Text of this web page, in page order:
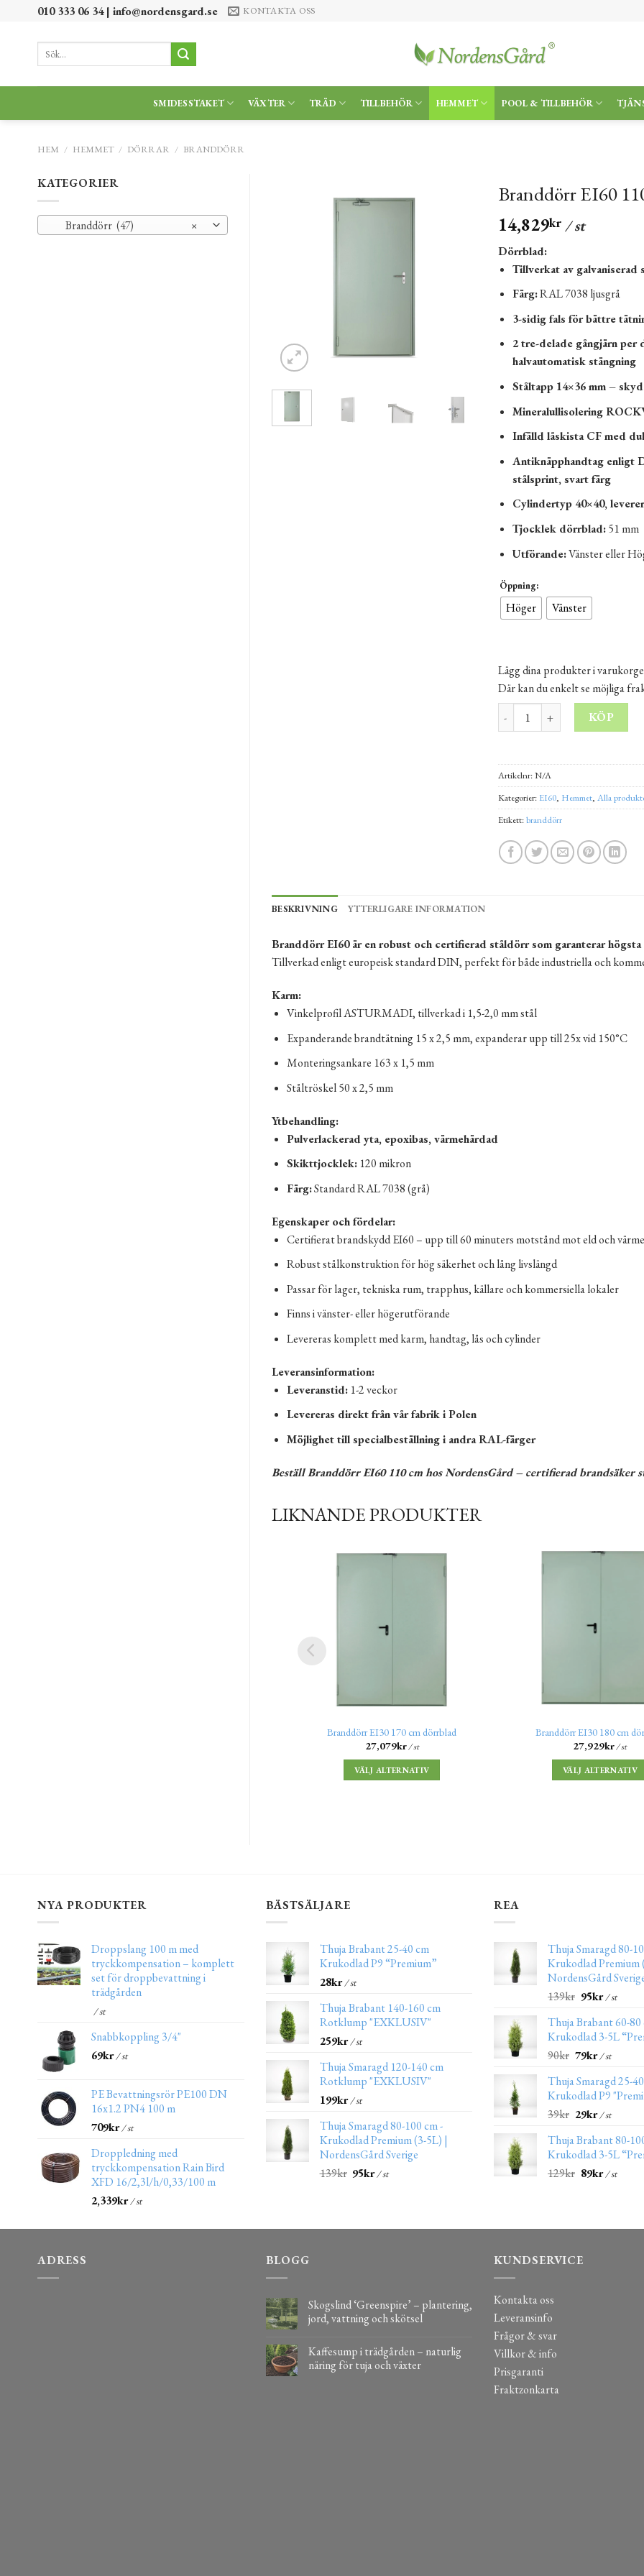
010 333 06 34 | info@nordensgard.se KONTAKTA OSS
efter:
SMIDESSTAKET VÄXTER TRÄD TILLBEHÖR HEMMET POOL & TILLBEHÖR
HEM / HEMMET / DÖRRAR / BRANDDÖRR
KATEGORIER
×
Branddörr (47)
Branddörr EI60
14,829kr/ st
Dörrblad:
Tillverkat av galvaniserad
Färg:RAL 7038 ljusgrå
3-sidig fals för bättre
2 tre-delade gångjärn
halvautomatisk stängning
Ståltapp 14×36 mm –
Mineralullisolering
Infälld låskista CF med
Antiknäpphandtag enligt
stålsprint, svart färg
Cylindertyp 40×40,
Tjocklek dörrblad:51 mm
Utförande:Vänster eller
Öppning:
Höger Vänster
Lägg dina produkter i
Där kan du enkelt se möjliga
Branddörr EI60 110 cm
KÖP
Artikelnr:N/A
Kategorier: EI60, Hemmet, Alla
Etikett:branddörr
BESKRIVNING YTTERLIGARE INFORMATION
Branddörr EI60 är en robust och certifierad ståldörr som garanterar
Tillverkad enligt europeisk standard DIN, perfekt för både industriella och
Karm:
Vinkelprofil ASTURMADI, tillverkad i 1,5-2,0 mm stål
Expanderande brandtätning 15 x 2,5 mm, expanderar upp till 25x vid 150°C
Monteringsankare 163 x 1,5 mm
Ståltröskel 50 x 2,5 mm
Ytbehandling:
Pulverlackerad yta, epoxibas, värmehärdad
Skikttjocklek:120 mikron
Färg:Standard RAL 7038 (grå)
Egenskaper och fördelar:
Certifierat brandskydd EI60 – upp till 60 minuters motstånd mot eld och värme
Robust stålkonstruktion för hög säkerhet och lång livslängd
Passar för lager, tekniska rum, trapphus, källare och kommersiella lokaler
Finns i vänster- eller högerutförande
Levereras komplett med karm, handtag, lås och cylinder
Leveransinformation:
Leveranstid:1-2 veckor
Levereras direkt från vår fabrik i Polen
Möjlighet till specialbeställning i andra RAL-färger
Beställ Branddörr EI60 110 cm hos NordensGård – certifierad
LIKNANDE PRODUKTER
Branddörr EI30 170 cm dörrblad
27,079kr/ st
VÄLJ ALTERNATIV
Branddörr EI30 180 cm
27,929kr/ st
VÄLJ ALTERNATIV
NYA PRODUKTER
Droppslang 100 m med
tryckkompensation – komplett
set för droppbevattning i
trädgården
/ st
Snabbkoppling 3/4"
69kr/ st
PE Bevattningsrör PE100 DN
16x1.2 PN4 100 m
709kr/ st
Droppledning med
tryckkompensation Rain Bird
XFD 16/2,3l/h/0,33/100 m
2,339kr/ st
BÄSTSÄLJARE
Thuja Brabant 25-40 cm
Krukodlad P9 “Premium”
28kr/ st
Thuja Brabant 140-160 cm
Rotklump "EXKLUSIV"
259kr/ st
Thuja Smaragd 120-140 cm
Rotklump "EXKLUSIV"
199kr/ st
Thuja Smaragd 80-100 cm -
Krukodlad Premium (3-5L) |
NordensGård Sverige
139kr 95kr/ st
REA
Thuja Smaragd 80-
Krukodlad Premium
NordensGård
139kr 95kr/ st
Thuja Brabant 60-80
Krukodlad 3-5L
90kr 79kr/ st
Thuja Smaragd 25-
Krukodlad P9
39kr 29kr/ st
Thuja Brabant 80-
Krukodlad 3-5L
129kr 89kr/ st
ADRESS BLOGG
Skogslind ‘Greenspire’ – plantering,
jord, vattning och skötsel
Kaffesump i trädgården – naturlig
näring för tuja och växter
KUNDSERVICE
Kontakta oss
Leveransinfo
Frågor & svar
Villkor & info
Prisgaranti
Fraktzonkarta